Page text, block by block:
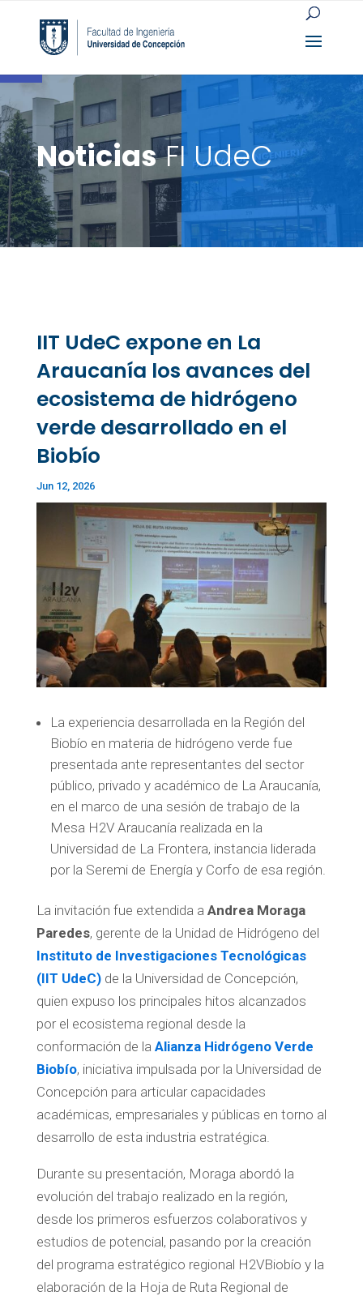
Open toolbar
NoticiasFI UdeC
IIT UdeC expone en La
Araucanía los avances del
ecosistema de hidrógeno
verde desarrollado en el
Biobío
Jun 12, 2026
La experiencia desarrollada en la Región del
Biobío en materia de hidrógeno verde fue
presentada ante representantes del sector
público, privado y académico de La Araucanía,
en el marco de una sesión de trabajo de la
Mesa H2V Araucanía realizada en la
Universidad de La Frontera, instancia liderada
por la Seremi de Energía y Corfo de esa región.
La invitación fue extendida a Andrea Moraga
Paredes, gerente de la Unidad de Hidrógeno del
Instituto de Investigaciones Tecnológicas
(IIT UdeC)de la Universidad de Concepción,
quien expuso los principales hitos alcanzados
por el ecosistema regional desde la
conformación de la Alianza Hidrógeno Verde
Biobío, iniciativa impulsada por la Universidad de
Concepción para articular capacidades
académicas, empresariales y públicas en torno al
desarrollo de esta industria estratégica.
Durante su presentación, Moraga abordó la
evolución del trabajo realizado en la región,
desde los primeros esfuerzos colaborativos y
estudios de potencial, pasando por la creación
del programa estratégico regional H2VBiobío y la
elaboración de la Hoja de Ruta Regional de